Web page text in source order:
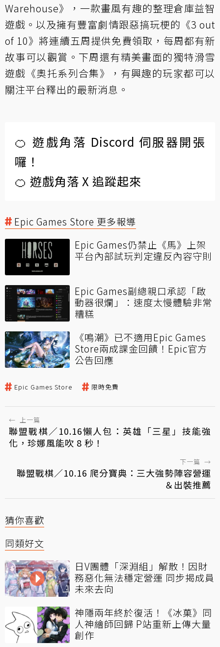
Warehouse》，一款畫風有趣的整理倉庫益智
遊戲。以及擁有豐富劇情跟惡搞玩梗的《3 out
of 10》將連續五周提供免費領取，每周都有新
故事可以觀賞。下周還有精美畫面的獨特滑雪
遊戲《奧托系列合集》，有興趣的玩家都可以
關注平台釋出的最新消息 。
🍊 遊戲角落 Discord 伺服器開張
囉！
🍊 遊戲角落 X 追蹤起來
Epic Games Store 更多報導
Epic Games仍禁止《馬》上架
平台內部試玩判定違反內容守則
Epic Games副總親口承認「啟
動器很爛」：速度太慢體驗非常
糟糕
《鳴潮》已不適用Epic Games
Store兩成課金回饋！Epic官方
公告回應
Epic Games Store 限時免費
← 上一篇
聯盟戰棋／10.16懶人包：英雄「三星」技能強
化，珍娜風能吹 8 秒！
下一篇 →
聯盟戰棋／10.16 爬分寶典：三大強勢陣容營運
＆出裝推薦
猜你喜歡
同類好文
日V團體「深淵組」解散！因財
務惡化無法穩定營運 同步揭成員
未來去向
神隱兩年終於復活！《冰菓》同
人神繪師回歸 P站重新上傳大量
創作